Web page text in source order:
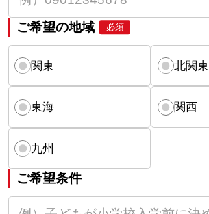
ご希望の地域 必須
関東 北関東
東海 関西
九州
ご希望条件